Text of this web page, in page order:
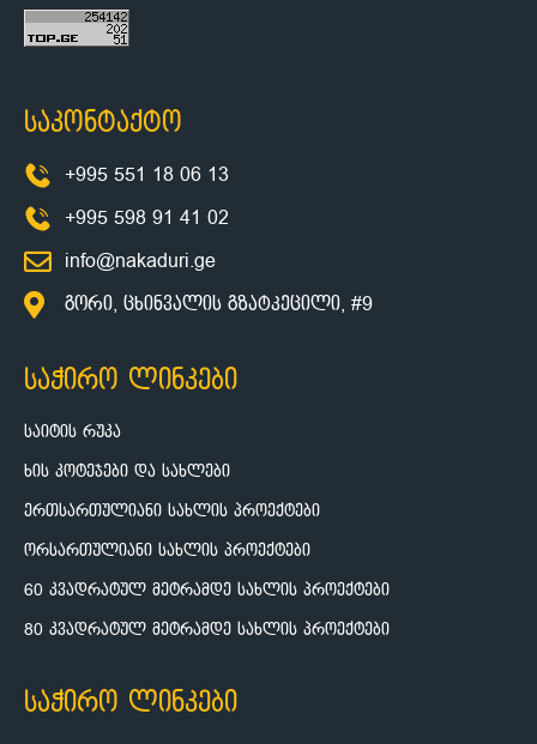
საკონტაქტო
+995 551 18 06 13
+995 598 91 41 02
info@nakaduri.ge
გორი, ცხინვალის გზატკეცილი, #9
საჭირო ლინკები
საიტის რუკა
ხის კოტეჯები და სახლები
ერთსართულიანი სახლის პროექტები
ორსართულიანი სახლის პროექტები
60 კვადრატულ მეტრამდე სახლის პროექტები
80 კვადრატულ მეტრამდე სახლის პროექტები
საჭირო ლინკები